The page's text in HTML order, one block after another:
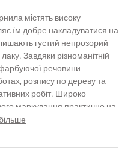
містять високу
їм добре накладуватися на
густий непрозорий
Завдяки різноманітній
фарбуючої речовини
розпису по дереву та
робіт. Широко
маркування практично на
білий. Ширина лінії: 2.4 -